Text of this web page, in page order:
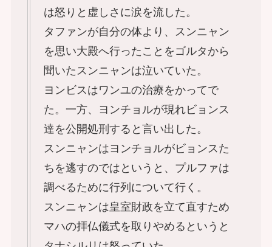
は怒りと虚しさに涙を流した。
タファンが自分の体より、スンニャン
を思い大殿へ行ったことをゴルタから
聞いたスンニャンは泣いていた。
ヨンビスはワンユの治療をかってで
た。一方、ヨンチョルが現れビョンス
達を公開処刑すると言い出した。
スンニャンはヨンチョルがビョンスた
ちを逃すのではというと、プルファは
調べるために行列について行く。
スンニャンは皇室財政を立て直すため
マハの拝仏儀式を取りやめるというと